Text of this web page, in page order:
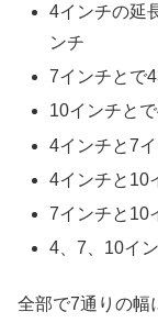
4インチの延
ンチ
7インチとで
10インチと
4インチと7
4インチと10
7インチと10
4、7、10イ
全部で7通りの幅